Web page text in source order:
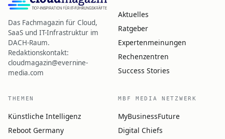
Das Fachmagazin für Cloud,
SaaS und IT-Infrastruktur im
DACH-Raum.
Redaktionskontakt:
cloudmagazin@evernine-
media.com
Aktuelles
Ratgeber
Expertenmeinungen
Rechenzentren
Success Stories
THEMEN
Künstliche Intelligenz
Reboot Germany
MBF MEDIA NETZWERK
MyBusinessFuture
Digital Chiefs